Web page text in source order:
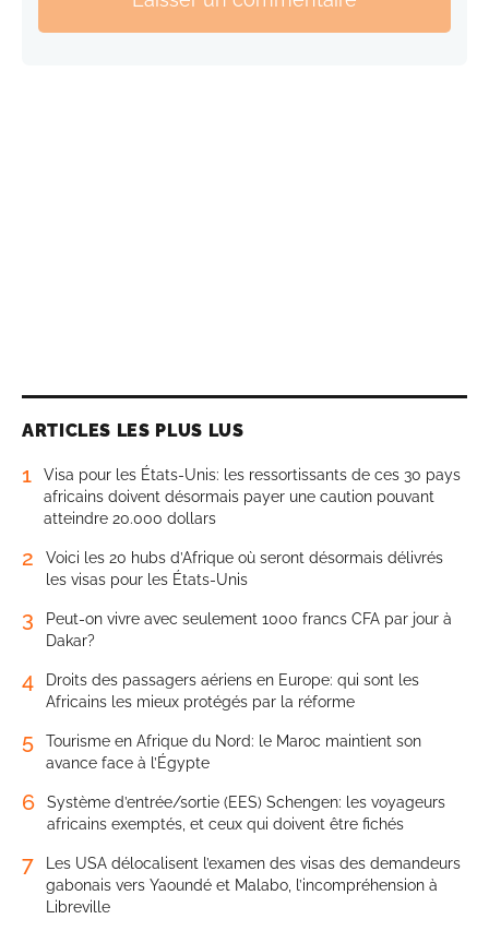
ARTICLES LES PLUS LUS
1
Visa pour les États-Unis: les ressortissants de ces 30 pays
africains doivent désormais payer une caution pouvant
atteindre 20.000 dollars
2
Voici les 20 hubs d’Afrique où seront désormais délivrés
les visas pour les États-Unis
3
Peut-on vivre avec seulement 1000 francs CFA par jour à
Dakar?
4
Droits des passagers aériens en Europe: qui sont les
Africains les mieux protégés par la réforme
5
Tourisme en Afrique du Nord: le Maroc maintient son
avance face à l’Égypte
6
Système d’entrée/sortie (EES) Schengen: les voyageurs
africains exemptés, et ceux qui doivent être fichés
7
Les USA délocalisent l’examen des visas des demandeurs
gabonais vers Yaoundé et Malabo, l’incompréhension à
Libreville